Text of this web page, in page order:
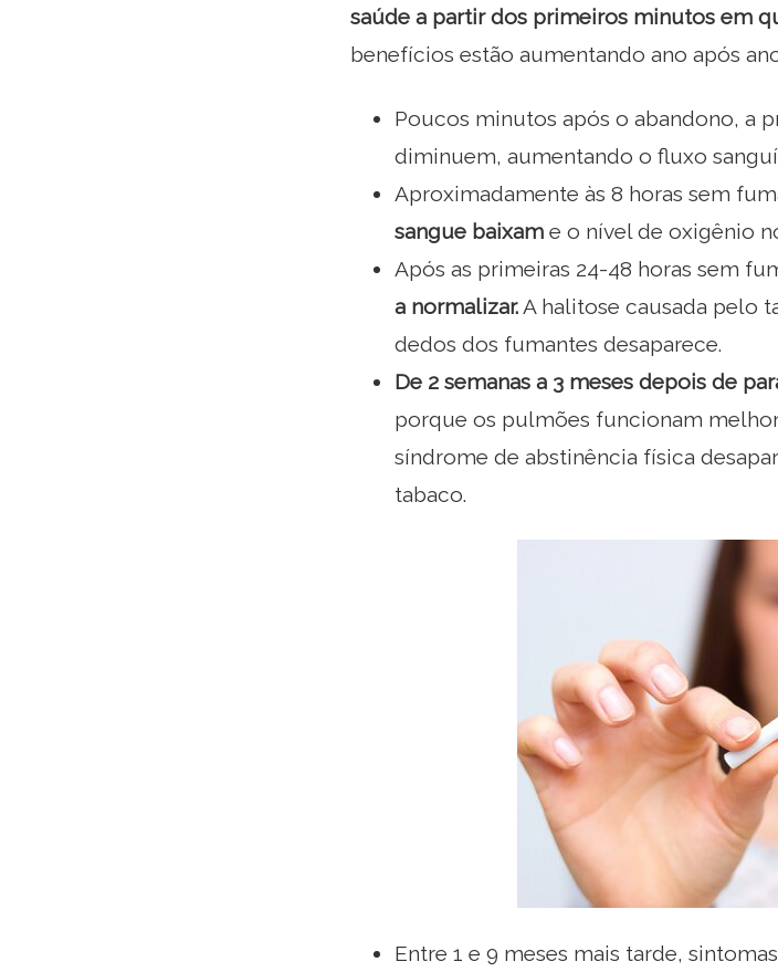
saúde a partir dos primeiros minutos em
benefícios estão aumentando ano após
Poucos minutos após o abandono, a
diminuem, aumentando o fluxo
Aproximadamente às 8 horas sem
sangue baixam e o nível de oxigênio
Após as primeiras 24-48 horas sem
a normalizar.A halitose causada pelo
dedos dos fumantes desaparece.
De 2 semanas a 3 meses depois de
porque os pulmões funcionam
síndrome de abstinência física
tabaco.
Entre 1 e 9 meses mais tarde,